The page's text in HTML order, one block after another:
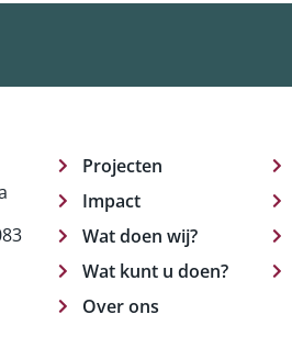
Projecten
Impact
Wat doen wij?
Wat kunt u doen?
Over ons